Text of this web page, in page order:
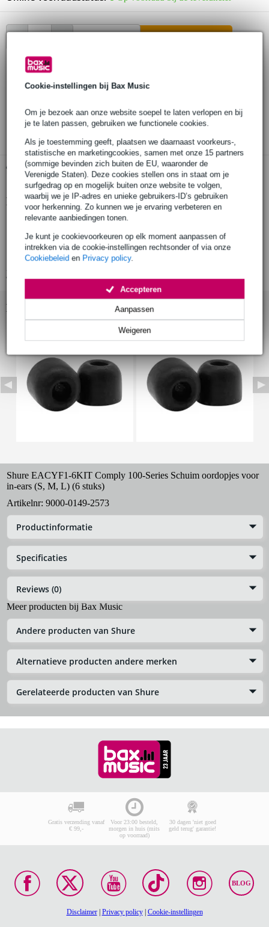
Cookie-instellingen bij Bax Music
Om je bezoek aan onze website soepel te laten verlopen en bij
je te laten passen, gebruiken we functionele cookies.
Als je toestemming geeft, plaatsen we daarnaast voorkeurs-,
statistische en marketingcookies, samen met onze 15 partners
(sommige bevinden zich buiten de EU, waaronder de
Verenigde Staten). Deze cookies stellen ons in staat om je
surfgedrag op en mogelijk buiten onze website te volgen,
waarbij we je IP-adres en unieke gebruikers-ID’s gebruiken
voor herkenning. Zo kunnen we je ervaring verbeteren en
relevante aanbiedingen tonen.
Je kunt je cookievoorkeuren op elk moment aanpassen of
intrekken via de cookie-instellingen rechtsonder of via onze
Cookiebeleid en Privacy policy.
Weigeren
Aanpassen
Accepteren
Bestel voor 23:00 = over circa 7 werkdagen in huis
3 jaar Bax Music garantie
Gratis ophalen in de winkel
Productinformatie
aantal oordopjes: 6 (3 paar: 1x S, 1x M, 1x L)
materiaal: PU-schuim (Comply™ 100-serie)
geschikt voor: Shure Sound Isolating™ oortelefoons
Bekijk ook eens (4)
Shure EACYF1-6KIT Comply 100-Series Schuim oordopjes voor
in-ears (S, M, L) (6 stuks)
Artikelnr: 9000-0149-2573
Productinformatie
Specificaties
Reviews (0)
Meer producten bij Bax Music
Andere producten van Shure
Alternatieve producten andere merken
Gerelateerde producten van Shure
Gratis verzending vanaf
€ 99,-
Voor 23:00 besteld,
morgen in huis (mits
op voorraad)
30 dagen 'niet goed
geld terug' garantie!
BLOG
Disclaimer| Privacy policy| Cookie-instellingen